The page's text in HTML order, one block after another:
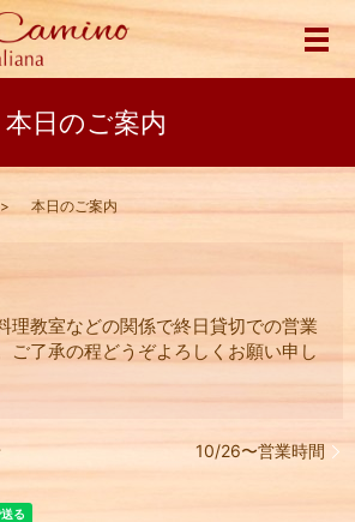
メ
本日のご案内
本日のご案内
理教室などの関係で終日貸切での営業
ご了承の程どうぞよろしくお願い申し
10/26〜営業時間